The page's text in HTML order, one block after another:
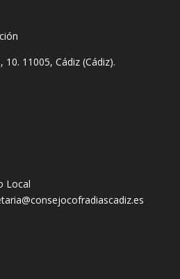
10. 11005, Cádiz (Cádiz).
Local